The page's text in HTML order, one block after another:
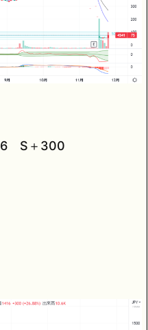
S＋300